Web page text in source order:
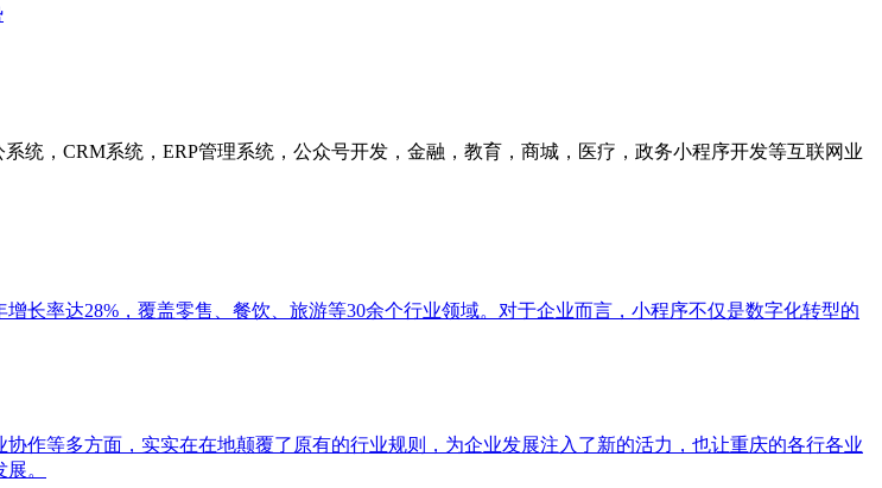
统，CRM系统，ERP管理系统，公众号开发，金融，教育，商城，医疗，政务小程序开发等互联网业
长率达28%，覆盖零售、餐饮、旅游等30余个行业领域。对于企业而言，小程序不仅是数字化转型的
作等多方面，实实在在地颠覆了原有的行业规则，为企业发展注入了新的活力，也让重庆的各行各业
。